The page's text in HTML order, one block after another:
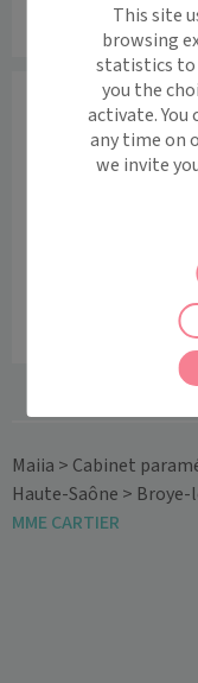
04 78 75 58
Praticiens
Masseur-
Maiia > Cabinet
Haute-Saône >
MME CARTIER
This site
browsing
statistics to
you the
activate. You
any time on
we invite